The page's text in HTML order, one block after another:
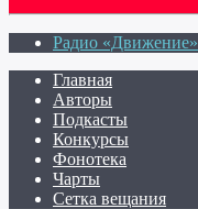
Радио «Движение»
Главная
Авторы
Подкасты
Конкурсы
Фонотека
Чарты
Сетка вещания